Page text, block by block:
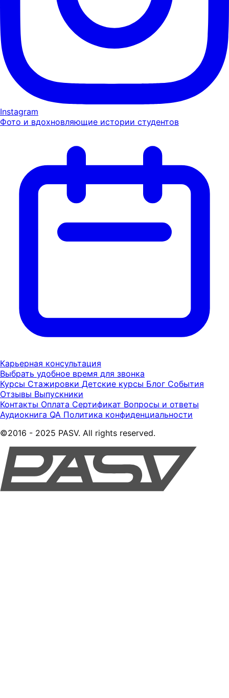
Instagram
Фото и вдохновляющие истории студентов
Карьерная консультация
Выбрать удобное время для звонка
Курсы Стажировки Детские курсы Блог События
Отзывы Выпускники
Контакты Оплата Сертификат Вопросы и ответы
Аудиокнига QA Политика конфиденциальности
©2016 - 2025 PASV. All rights reserved.